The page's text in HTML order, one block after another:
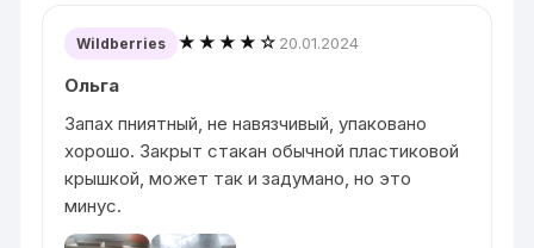
Wildberries ★★★★☆ 20.01.2024
Ольга
Запах пниятный, не навязчивый, упаковано
хорошо. Закрыт стакан обычной пластиковой
крышкой, может так и задумано, но это
минус.